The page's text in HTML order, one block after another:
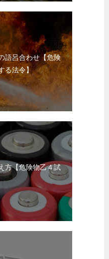
語呂合わせ【危険
る法令】
方【危険物乙４試